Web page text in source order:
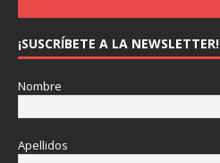
¡SUSCRÍBETE A LA NEWSLETTER!
Nombre
Apellidos